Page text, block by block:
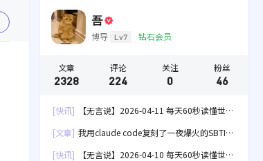
吾
博导 Lv7 钻石会员
文章
2328
评论
224
关注
0
粉丝
46
[快讯]
【无言说】2026-04-11 每天60秒读懂世
[文章] 我用claude code复刻了一夜爆火的SBTI
[快讯]
【无言说】2026-04-10 每天60秒读懂世